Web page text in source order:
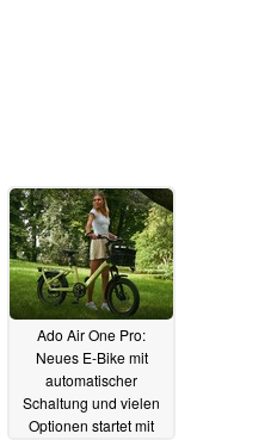
Ado Air One Pro:
Neues E-Bike mit
automatischer
Schaltung und vielen
Optionen startet mit